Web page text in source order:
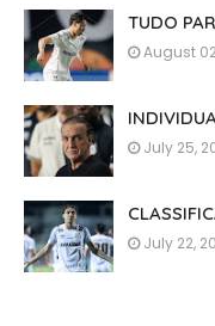
TUDO
August
July 25,
July 22,